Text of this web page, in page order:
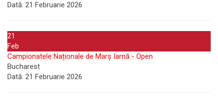
Dată: 21 Februarie 2026
21
Feb
Campionatele Naționale de Marș Iarnă - Open
Bucharest
Dată: 21 Februarie 2026